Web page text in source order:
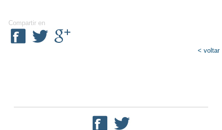
Compartir en
< voltar